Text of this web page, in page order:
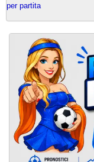
per partita